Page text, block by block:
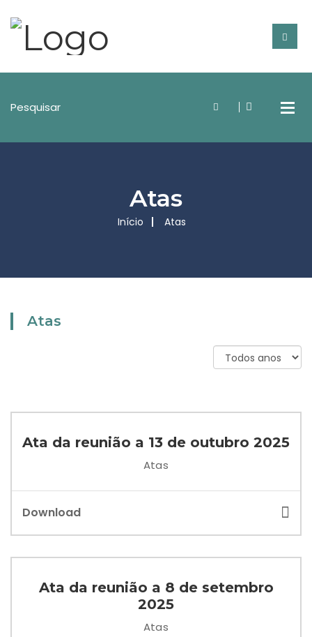
Atas
Início Atas
Atas
Ata da reunião a 13 de outubro 2025
Atas
Download
Ata da reunião a 8 de setembro
2025
Atas